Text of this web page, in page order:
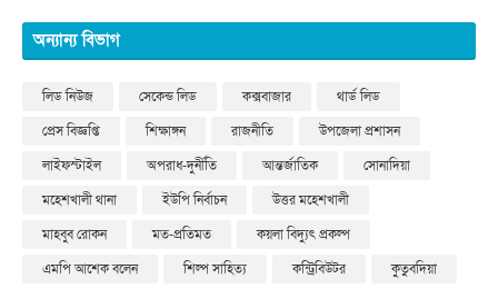
অন্যান্য বিভাগ
লিড নিউজ সেকেন্ড লিড কক্সবাজার
থার্ড লিড
প্রেস বিজ্ঞপ্তি
শিক্ষাঙ্গন রাজনীতি
উপজেলা প্রশাসন
লাইফস্টাইল
অপরাধ-দুর্নীতি আন্তর্জাতিক
সোনাদিয়া
মহেশখালী থানা
ইউপি নির্বাচন
উত্তর মহেশখালী
মাহবুব রোকন
মত-প্রতিমত
কয়লা বিদ্যুৎ প্রকল্প
এমপি আশেক বলেন
শিল্প সাহিত্য কন্ট্রিবিউটর
কুতুবদিয়া